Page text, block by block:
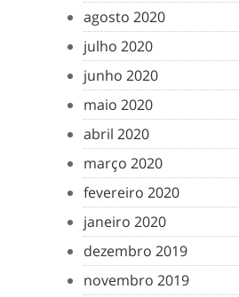
agosto 2020
julho 2020
junho 2020
maio 2020
abril 2020
março 2020
fevereiro 2020
janeiro 2020
dezembro 2019
novembro 2019